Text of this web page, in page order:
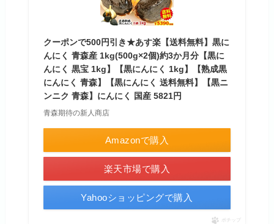
クーポンで500円引き★あす楽【送料無料】黒に
んにく 青森産 1kg(500g×2個)約3か月分【黒に
んにく 黒宝 1kg】【黒にんにく 1kg】【熟成黒
にんにく 青森】【黒にんにく 送料無料】【黒ニ
ンニク 青森】にんにく 国産 5821円
青森期待の新人商店
Amazonで購入
楽天市場で購入
Yahooショッピングで購入
ポチップ